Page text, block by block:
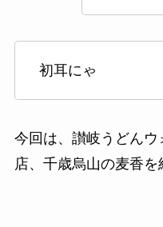
初耳にゃ
今回は、讃岐うどん
店、千歳烏山の麦香を